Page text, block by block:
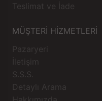
Teslimat ve İade
MÜŞTERİ HİZMETLERİ
Pazaryeri
İletişim
S.S.S.
Detaylı Arama